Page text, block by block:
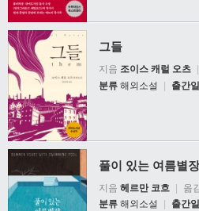
그들
지음 조이스 캐럴 오츠
분류 해외소설 출간일
풀이 있는 여름별장
지음 헤르만 코흐 | 옮
분류 해외소설 출간일